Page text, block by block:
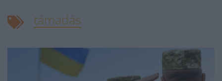
támadás